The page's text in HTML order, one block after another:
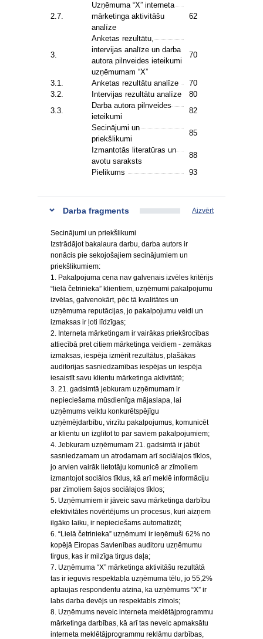
2.7.
Uzņēmuma “X” interneta
mārketinga aktivitāšu
analīze
62
3.
Anketas rezultātu,
intervijas analīze un darba
autora pilnveides ieteikumi
uzņēmumam “X”
70
3.1. Anketas rezultātu analīze
70
3.2.
Intervijas rezultātu analīze
80
3.3.
Darba autora pilnveides
ieteikumi
82
Secinājumi un
priekšlikumi
85
Izmantotās literatūras un
avotu saraksts
88
Pielikums
93
Darba fragments Aizvērt
Secinājumi un priekšlikumi
Izstrādājot bakalaura darbu, darba autors ir
nonācis pie sekojošajiem secinājumiem un
priekšlikumiem:
1. Pakalpojuma cena nav galvenais izvēles kritērijs
“lielā četrinieka” klientiem, uzņēmumi pakalpojumu
izvēlas, galvenokārt, pēc tā kvalitātes un
uzņēmuma reputācijas, jo pakalpojumu veidi un
izmaksas ir ļoti līdzīgas;
2. Interneta mārketingam ir vairākas priekšrocības
attiecībā pret citiem mārketinga veidiem - zemākas
izmaksas, iespēja izmērīt rezultātus, plašākas
auditorijas sasniedzamības iespējas un iespēja
iesaistīt savu klientu mārketinga aktivitātē;
3. 21. gadsimtā jebkuram uzņēmumam ir
nepieciešama mūsdienīga mājaslapa, lai
uzņēmums veiktu konkurētspējīgu
uzņēmējdarbību, virzītu pakalpojumus, komunicēt
ar klientu un izglītot to par saviem pakalpojumiem;
4. Jebkuram uzņēmumam 21. gadsimtā ir jābūt
sasniedzamam un atrodamam arī sociālajos tīklos,
jo arvien vairāk lietotāju komunicē ar zīmoliem
izmantojot sociālos tīklus, kā arī meklē informāciju
par zīmoliem šajos sociālajos tīklos;
5. Uzņēmumiem ir jāveic savu mārketinga darbību
efektivitātes novērtējums un procesus, kuri aizņem
ilgāko laiku, ir nepieciešams automatizēt;
6. “Lielā četrinieka” uzņēmumi ir ieņēmuši 62% no
kopējā Eiropas Savienības auditoru uzņēmumu
tirgus, kas ir milzīga tirgus daļa;
7. Uzņēmuma “X” mārketinga aktivitāšu rezultātā
tas ir ieguvis respektabla uzņēmuma tēlu, jo 55,2%
aptaujas respondentu atzina, ka uzņēmums “X” ir
labs darba devējs un respektabls zīmols;
8. Uzņēmums neveic interneta meklētājprogrammu
mārketinga darbības, kā arī tas neveic apmaksātu
interneta meklētājprogrammu reklāmu darbības,